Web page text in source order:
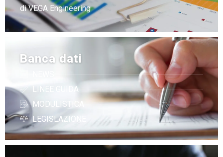
Banca dati
LINEE GUIDA
MODULISTICA
LEGISLAZIONE
di VEGA Engineering